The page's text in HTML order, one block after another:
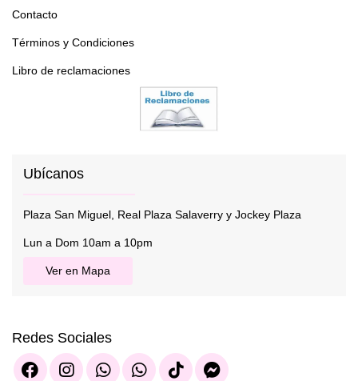
Contacto
Términos y Condiciones
Libro de reclamaciones
Ubícanos
Plaza San Miguel, Real Plaza Salaverry y Jockey Plaza
Lun a Dom 10am a 10pm
Ver en Mapa
Redes Sociales